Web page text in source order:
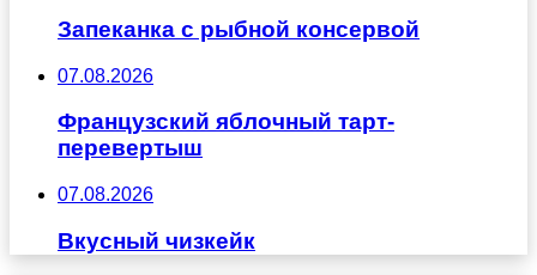
Запеканка с рыбной консервой
07.08.2026
Французский яблочный тарт-
перевертыш
07.08.2026
Вкусный чизкейк